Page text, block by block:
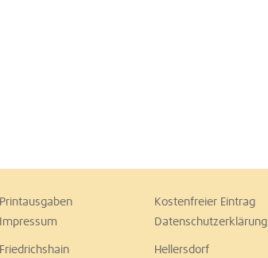
Printausgaben Kostenfreier Eintrag
Impressum
Datenschutzerklärung
Friedrichshain Hellersdorf